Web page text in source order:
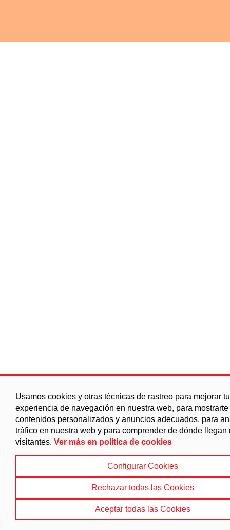
Usamos cookies y otras técnicas de rastreo para mejorar tu
experiencia de navegación en nuestra web, para mostrarte
contenidos personalizados y anuncios adecuados, para
tráfico en nuestra web y para comprender de dónde llegan
visitantes. Ver más en política de cookies
Configurar Cookies
Rechazar todas las Cookies
Aceptar todas las Cookies